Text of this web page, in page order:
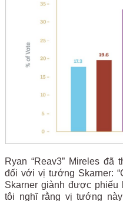
Ryan “Reav3” Mireles
đối với vị tướng Skarner:
Skarner giành được phiếu
tôi nghĩ rằng vị tướng